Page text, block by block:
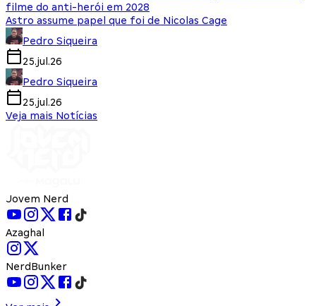
filme do anti-herói em 2028
Astro assume papel que foi de Nicolas Cage
Pedro Siqueira
25.jul.26
Pedro Siqueira
25.jul.26
Veja mais Notícias
Jovem Nerd
Azaghal
NerdBunker